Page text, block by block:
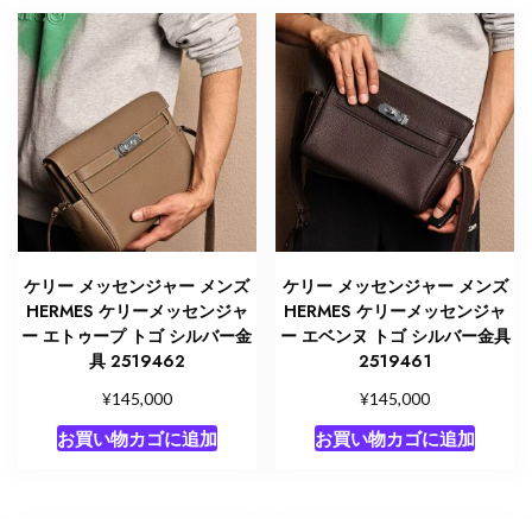
ケリー メッセンジャー メンズ
HERMES ケリーメッセンジャ
ー エトゥープ トゴ シルバー金
具 2519462
¥145,000
お買い物カゴに追加
ケリー メッセンジャー メンズ
HERMES ケリーメッセンジャ
ー エベンヌ トゴ シルバー金具
2519461
¥145,000
お買い物カゴに追加